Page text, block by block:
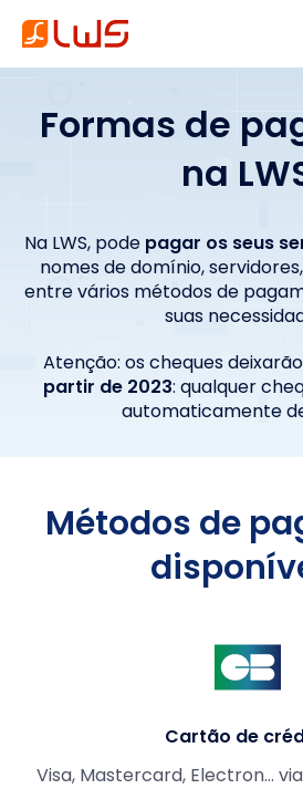
Formas de
na
Na LWS, pode pagar os seus
nomes de domínio,
entre vários métodos de
suas
Atenção: os cheques deixarão
partir de 2023: qualquer
automaticamente
Métodos de
Cartão de
Visa, Mastercard, Electron...